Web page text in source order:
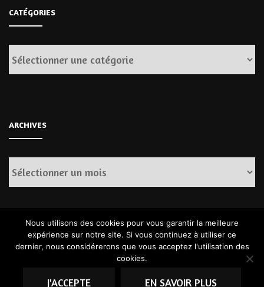
CATÉGORIES
Catégories
ARCHIVES
Archives
parBlossom Themes .Propulsé parWordPress.
Nous utilisons des cookies pour vous garantir la meilleure
expérience sur notre site. Si vous continuez à utiliser ce
dernier, nous considérerons que vous acceptez l'utilisation des
cookies.
J'ACCEPTE EN SAVOIR PLUS